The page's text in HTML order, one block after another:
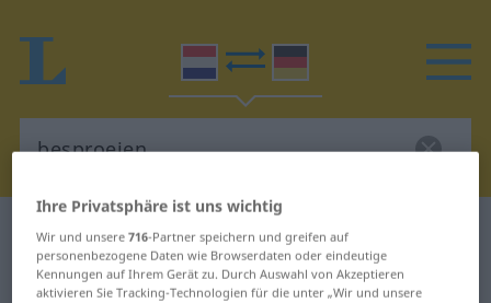
Niederländisch-Deutsch Wörterbuch
Niederländisch-Deutsch
Ihre Privatsphäre ist uns wichtig
Wir und unsere716-Partner speichern und greifen auf
personenbezogene Daten wie Browserdaten oder eindeutige
Kennungen auf Ihrem Gerät zu. Durch Auswahl von Akzeptieren
aktivieren Sie Tracking-Technologien für die unter „Wir und unsere